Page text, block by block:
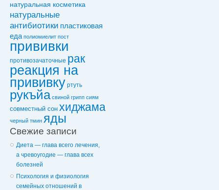
натуральная косметика
натуральные
антибиотики пластиковая
еда полиомиелит пост
прививки
противозачаточные рак
реакция на
прививку ртуть
рукъйа свиной грипп сиям
совместный сон хиджама
черный тмин яды
Свежие записи
Диета — глава всего лечения,
а чревоугодие — глава всех
болезней
Психология и физиология
семейных отношений в